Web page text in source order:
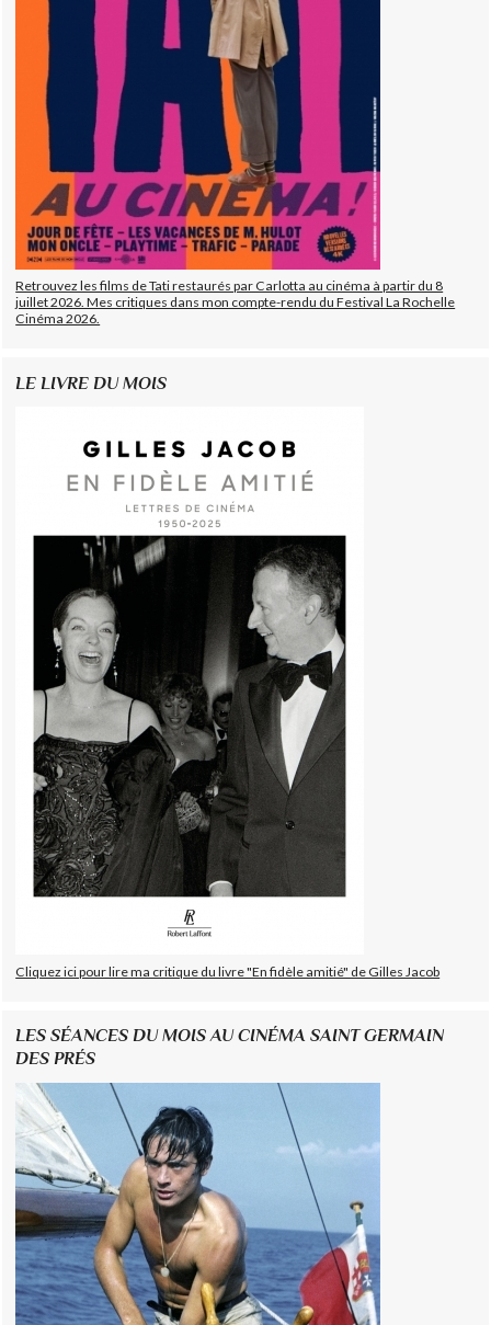
Retrouvez les films de Tati restaurés par Carlotta au cinéma à partir du 8
juillet 2026. Mes critiques dans mon compte-rendu du Festival La Rochelle
Cinéma 2026.
LE LIVRE DU MOIS
Cliquez ici pour lire ma critique du livre "En fidèle amitié" de Gilles Jacob
LES SÉANCES DU MOIS AU CINÉMA SAINT GERMAIN
DES PRÉS